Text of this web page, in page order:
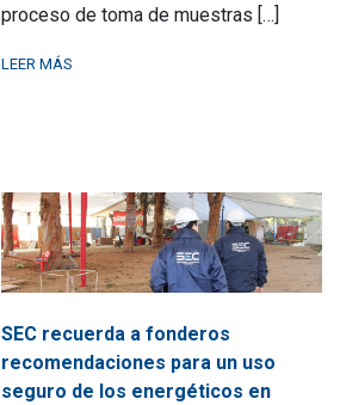
proceso de toma de muestras […]
LEER MÁS
SEC recuerda a fonderos
recomendaciones para un uso
seguro de los energéticos en